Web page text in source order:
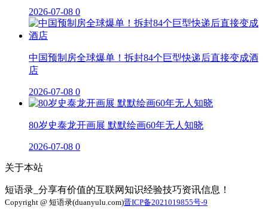
2026-07-08 0
中国预制房全球爆单！拆封84个巨型快递后直接变成酒
店
2026-07-08 0
80岁史泰龙开画展 默默绘画60年无人知晓
2026-07-08 0
关于本站
短语录_分享有价值的互联网知识经验技巧资讯信息！
Copyright @ 短语录(duanyulu.com)晋ICP备2021019855号-9